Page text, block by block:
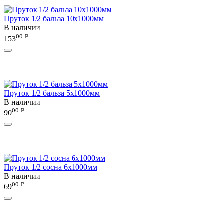
Пруток 1/2 бальза 10х1000мм
В наличии
15300 Р
Пруток 1/2 бальза 5х1000мм
В наличии
9000 Р
Пруток 1/2 сосна 6х1000мм
В наличии
6900 Р